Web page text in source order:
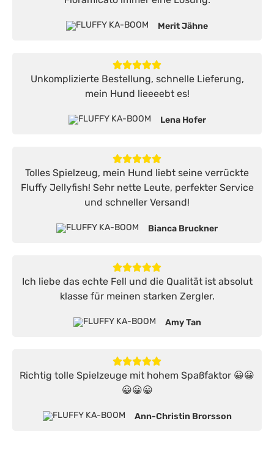
Merit Jähne
Unkomplizierte Bestellung, schnelle Lieferung,
mein Hund lieeeebt es!
Lena Hofer
Tolles Spielzeug, mein Hund liebt seine verrückte
Fluffy Jellyfish! Sehr nette Leute, perfekter Service
und schneller Versand!
Bianca Bruckner
Ich liebe das echte Fell und die Qualität ist absolut
klasse für meinen starken Zergler.
Amy Tan
Richtig tolle Spielzeuge mit hohem Spaßfaktor 😀😀
😀😀😀
Ann-Christin Brorsson